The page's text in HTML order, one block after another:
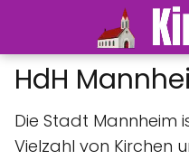
HdH
Die Stadt Mannheim
Vielzahl von Kirchen